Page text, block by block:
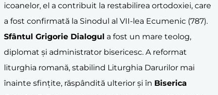
icoanelor, el a contribuit la restabilirea ortodoxiei, care
a fost confirmată la Sinodul al VII-lea Ecumenic (787).
Sfântul Grigorie Dialogul a fost un mare teolog,
diplomat și administrator bisericesc. A reformat
liturghia romană, stabilind Liturghia Darurilor mai
înainte sfințite, răspândită ulterior și în Biserica